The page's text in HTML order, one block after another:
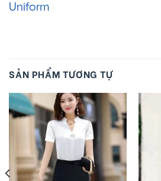
Uniform
SẢN PHẨM TƯƠNG TỰ